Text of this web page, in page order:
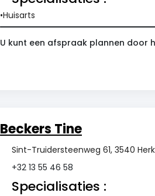
Huisarts
U kunt een afspraak plannen door
Beckers Tine
Sint-Truidersteenweg 61, 3540
+32 13 55 46 58
Specialisaties :